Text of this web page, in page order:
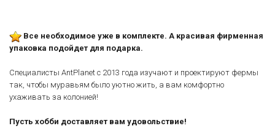
Все необходимое уже в комплекте. А красивая фирменная
упаковка подойдет для подарка.
Специалисты AntPlanet с 2013 года изучают и проектируют фермы
так, чтобы муравьям было уютно жить, а вам комфортно
ухаживать за колонией!
Пусть хобби доставляет вам удовольствие!